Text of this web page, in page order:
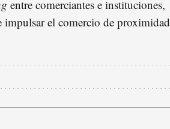
entre comerciantes e instituciones,
el comercio de proximidad